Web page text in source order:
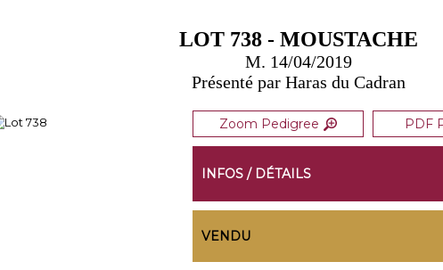
LOT 738 - MOUSTACHE
M. 14/04/2019
Présenté par Haras du Cadran
Zoom Pedigree PDF
INFOS / DÉTAILS
VENDU